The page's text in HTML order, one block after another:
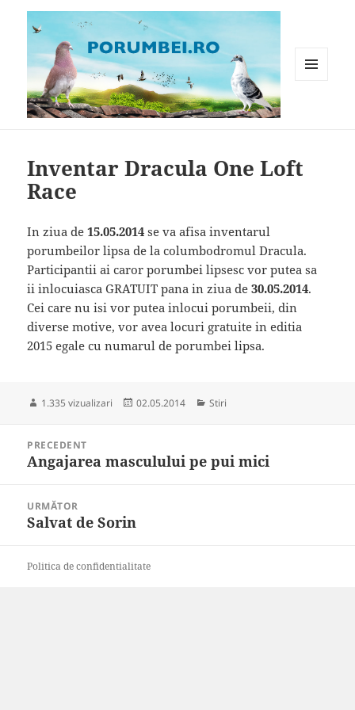
Inventar Dracula One Loft
Race
In ziua de15.05.2014 se va afisa inventarul
porumbeilor lipsa de la columbodromul Dracula.
Participantii ai caror porumbei lipsesc vor putea sa
ii inlocuiasca GRATUIT pana in ziua de30.05.2014.
Cei care nu isi vor putea inlocui porumbeii, din
diverse motive, vor avea locuri gratuite in editia
2015 egale cu numarul de porumbei lipsa.
1.335 vizualizari
Publicat
02.05.2014 Categorii
Stiri
articole
PRECEDENT
Articolul
Angajarea masculului pe pui mici
URMĂTOR
Articolul
Salvat de Sorin
Politica de confidentialitate